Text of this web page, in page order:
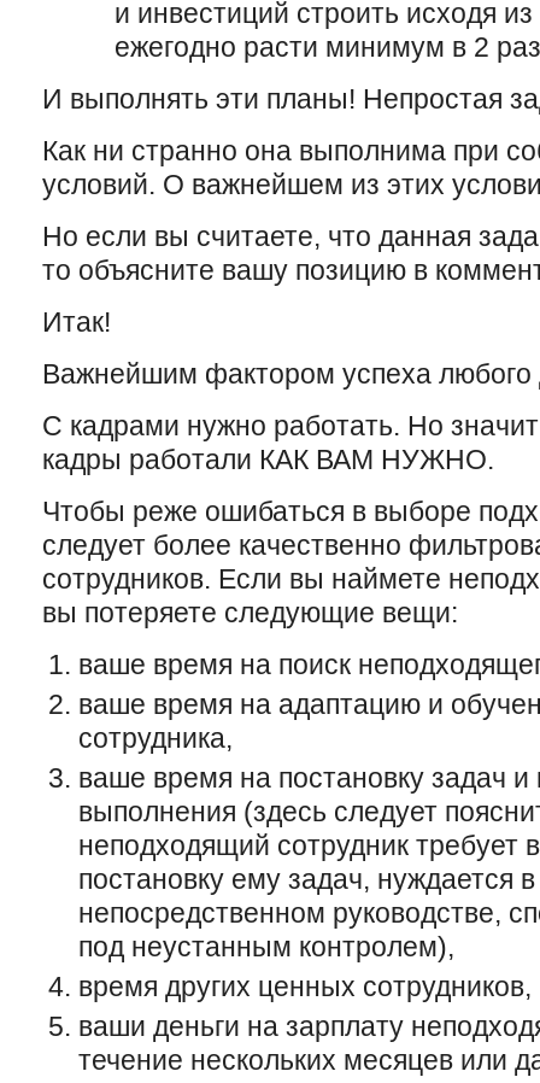
и инвестиций строить исходя из
ежегодно расти минимум в 2
И выполнять эти планы! Непростая
Как ни странно она выполнима при
условий. О важнейшем из этих
Но если вы считаете, что данная
то объясните вашу позицию в
Итак!
Важнейшим фактором успеха любого
С кадрами нужно работать. Но
кадры работали КАК ВАМ НУЖНО.
Чтобы реже ошибаться в выборе
следует более качественно
сотрудников. Если вы наймете
вы потеряете следующие вещи:
ваше время на поиск
ваше время на адаптацию и
сотрудника,
ваше время на постановку задач и
выполнения (здесь следует
неподходящий сотрудник
постановку ему задач, нуждается
непосредственном руководстве,
под неустанным контролем),
время других ценных сотрудников,
ваши деньги на зарплату
течение нескольких месяцев или